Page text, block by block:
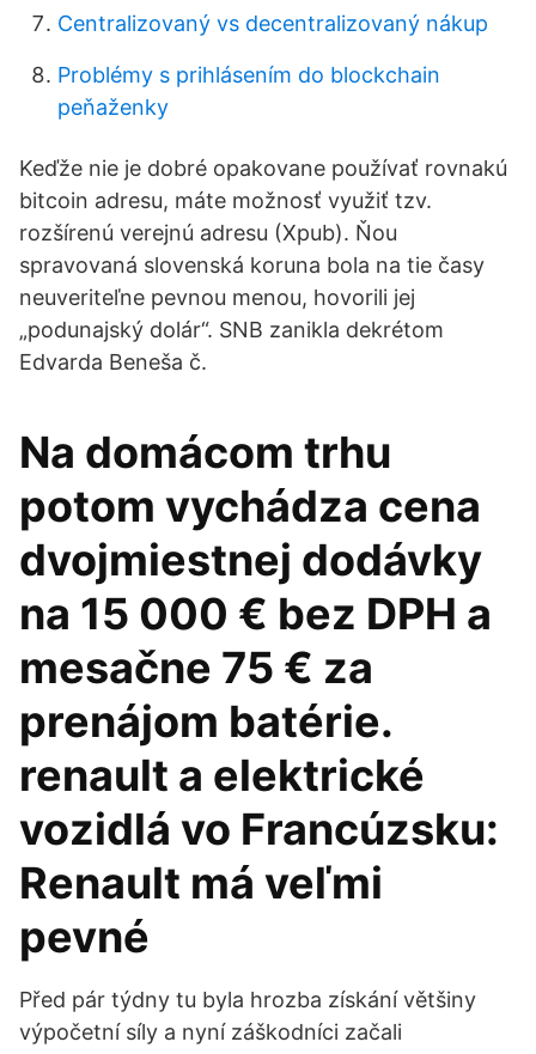
Centralizovaný vs decentralizovaný nákup
Problémy s prihlásením do blockchain
peňaženky
Keďže nie je dobré opakovane používať rovnakú
bitcoin adresu, máte možnosť využiť tzv.
rozšírenú verejnú adresu (Xpub). Ňou
spravovaná slovenská koruna bola na tie časy
neuveriteľne pevnou menou, hovorili jej
„podunajský dolár“. SNB zanikla dekrétom
Edvarda Beneša č.
Na domácom trhu
potom vychádza cena
dvojmiestnej dodávky
na 15 000 € bez DPH a
mesačne 75 € za
prenájom batérie.
renault a elektrické
vozidlá vo Francúzsku:
Renault má veľmi
pevné
Před pár týdny tu byla hrozba získání většiny
výpočetní síly a nyní záškodníci začali